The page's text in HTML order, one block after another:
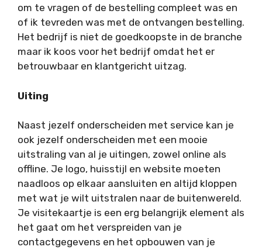
om te vragen of de bestelling compleet was en
of ik tevreden was met de ontvangen bestelling.
Het bedrijf is niet de goedkoopste in de branche
maar ik koos voor het bedrijf omdat het er
betrouwbaar en klantgericht uitzag.
Uiting
Naast jezelf onderscheiden met service kan je
ook jezelf onderscheiden met een mooie
uitstraling van al je uitingen, zowel online als
offline. Je logo, huisstijl en website moeten
naadloos op elkaar aansluiten en altijd kloppen
met wat je wilt uitstralen naar de buitenwereld.
Je visitekaartje is een erg belangrijk element als
het gaat om het verspreiden van je
contactgegevens en het opbouwen van je